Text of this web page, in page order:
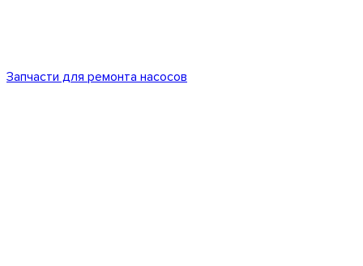
Запчасти для ремонта насосов